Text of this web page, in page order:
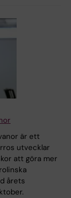
är ett
utvecklar
att göra mer
årets